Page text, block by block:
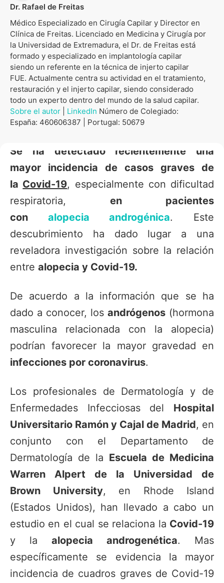
Dr. Rafael de Freitas
Médico Especializado en Cirugía Capilar y Director en
Clínica de Freitas. Licenciado en Medicina y Cirugía por
la Universidad de Extremadura, el Dr. de Freitas está
formado y especializado en implantología capilar
siendo un referente en la técnica de injerto capilar
FUE. Actualmente centra su actividad en el tratamiento,
restauración y el injerto capilar, siendo considerado
todo un experto dentro del mundo de la salud capilar.
Sobre el autor
LinkedIn Número de Colegiado:
España: 460606387 | Portugal: 50679
Se ha detectado recientemente una
mayor incidencia de casos graves de
la Covid-19, especialmente con dificultad
respiratoria, en pacientes
con alopeciaandrogénica. Este
descubrimiento ha dado lugar a una
reveladora investigación sobre la relación
entre alopecia y Covid-19.
De acuerdo a la información que se ha
dado a conocer, los andrógenos (hormona
masculina relacionada con la alopecia)
podrían favorecer la mayor gravedad en
infecciones por coronavirus.
Los profesionales de Dermatología y de
Enfermedades Infecciosas del Hospital
Universitario Ramón y Cajal de Madrid, en
conjunto con el Departamento de
Dermatología de la Escuela de Medicina
Warren Alpert de la Universidad de
Brown University, en Rhode Island
(Estados Unidos), han llevado a cabo un
estudio en el cual se relaciona la Covid-19
y la alopecia androgenética. Mas
específicamente se evidencia la mayor
incidencia de cuadros graves de Covid-19